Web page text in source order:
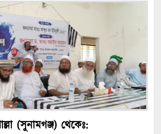
(সুনামগঞ্জ) থেকেঃ: